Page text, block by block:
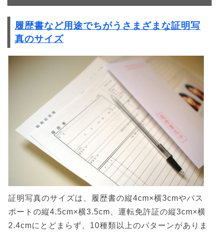
履歴書など用途でちがうさまざまな証明写
真のサイズ
証明写真のサイズは、履歴書の縦4cm×横3cmやパス
ポートの縦4.5cm×横3.5cm、運転免許証の縦3cm×横
2.4cmにとどまらず、10種類以上のパターンがありま